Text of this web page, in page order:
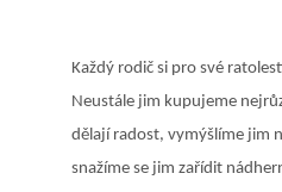
Každý rodič si pro své
Neustále jim kupujeme
dělají radost, vymýšlíme jim
snažíme se jim zařídit